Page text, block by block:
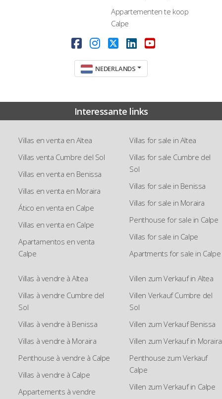
Appartementen te koop
Calpe
NEDERLANDS
Interessante links
Villas en venta en Altea
Villas venta Cumbre del Sol
Villas en venta en Benissa
Villas en venta en Moraira
Ático en venta en Calpe
Villas en venta en Calpe
Apartamentos en venta
Calpe
Villas for sale in Altea
Villas for sale Cumbre del
Sol
Villas for sale in Benissa
Villas for sale in Moraira
Penthouse for sale in Calpe
Villas for sale in Calpe
Apartments for sale in Calpe
Villas à vendre à Altea
Villas à vendre Cumbre del
Sol
Villas à vendre à Benissa
Villas à vendre à Moraira
Penthouse à vendre à Calpe
Villas à vendre à Calpe
Appartements à vendre
Villen zum Verkauf in Altea
Villen Verkauf Cumbre del
Sol
Villen zum Verkauf Benissa
Villen zum Verkauf in Moraira
Penthouse zum Verkauf
Calpe
Villen zum Verkauf in Calpe